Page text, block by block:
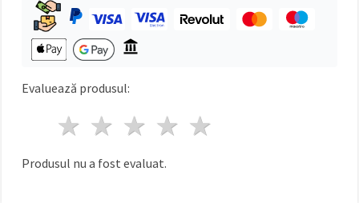
Setări
Evaluează produsul:
4 stele
3 stele
2 stele
1 stea
Produsul nu a fost evaluat.